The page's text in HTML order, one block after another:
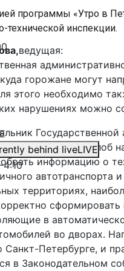
behind liveLIVE
-4:10
программы «Утро в
технической инспекции.
ведущая:
горожане могут
этого необходимо
нарушениях можно
сервис приёма жалоб
информацию о
автотранспорта
территориях,
в
во дворах.
Санкт-Петербурге, и
в Законодательном